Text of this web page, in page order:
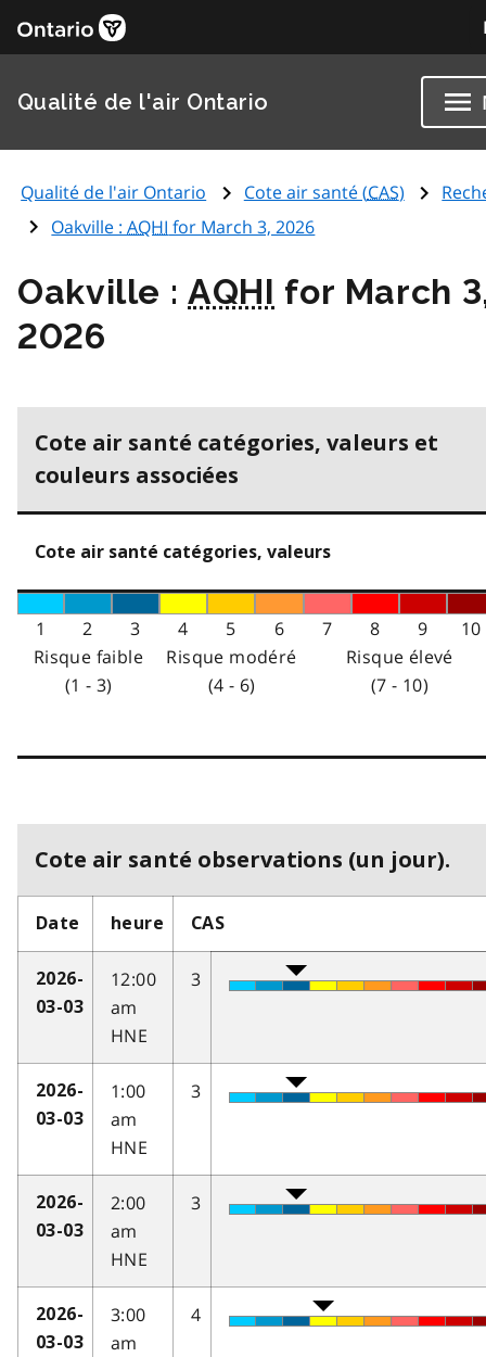
Qualité de l'air Ontario
Qualité de l'air Ontario Cote air santé (CAS)
Oakville :AQHI for March 3, 2026
Oakville :AQHI for March
2026
Cote air santé catégories, valeurs et
couleurs associées
Cote air santé catégories, valeurs
1 2 3 4 5 6 7 8 9
10
Risque faible
(1 - 3)
Risque modéré
(4 - 6)
Risque élevé
(7 - 10)
Cote air santé observations (un jour).
Date heure CAS
2026-
03-03
12:00
am
HNE
3
2026-
03-03
1:00
am
HNE
3
2026-
03-03
2:00
am
HNE
3
2026-
03-03
3:00
am
4